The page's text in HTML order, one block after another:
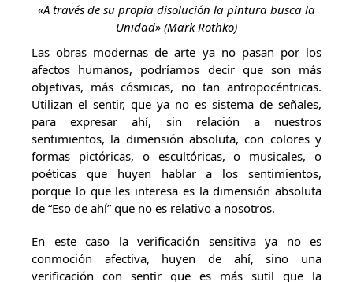
«A través de su propia disolución la pintura busca la
Unidad» (Mark Rothko)
Las obras modernas de arte ya no pasan por los
afectos humanos, podríamos decir que son más
objetivas, más cósmicas, no tan antropocéntricas.
Utilizan el sentir, que ya no es sistema de señales,
para expresar ahí, sin relación a nuestros
sentimientos, la dimensión absoluta, con colores y
formas pictóricas, o escultóricas, o musicales, o
poéticas que huyen hablar a los sentimientos,
porque lo que les interesa es la dimensión absoluta
de “Eso de ahí” que no es relativo a nosotros.
En este caso la verificación sensitiva ya no es
conmoción afectiva, huyen de ahí, sino una
verificación con sentir que es más sutil que la